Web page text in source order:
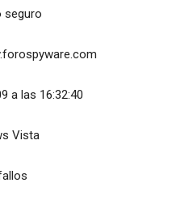
seguro
a las 16:32:40
Vista